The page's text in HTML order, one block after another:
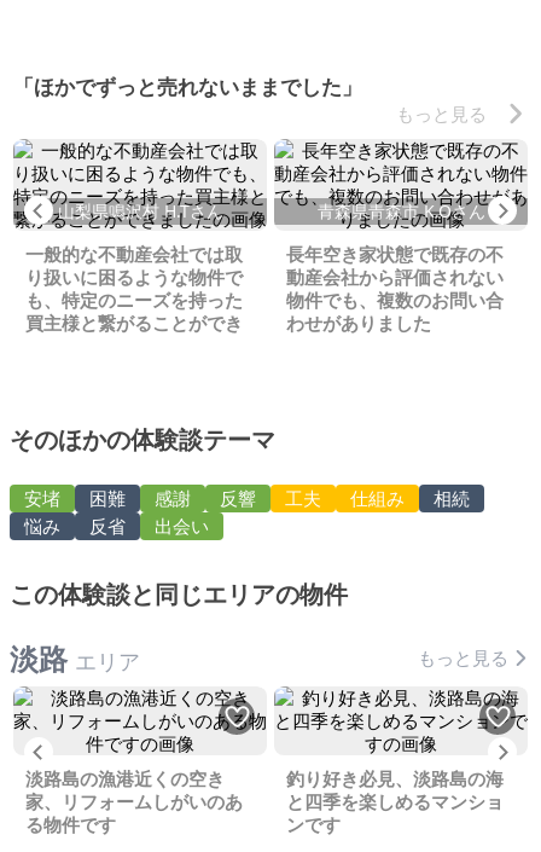
「ほかでずっと売れないままでした」
もっと見る
Previous
山梨県鳴沢村 H.Tさん
一般的な不動産会社では取
り扱いに困るような物件で
も、特定のニーズを持った
買主様と繋がることができ
青森県青森市 K.Oさん
長年空き家状態で既存の不
動産会社から評価されない
物件でも、複数のお問い合
わせがありました
そのほかの体験談テーマ
安堵 困難 感謝 反響 工夫 仕組み
相続
悩み
反省 出会い
この体験談と同じエリアの物件
淡路 エリア もっと見る
Previous
淡路島の漁港近くの空き
家、リフォームしがいのあ
る物件です
釣り好き必見、淡路島の海
と四季を楽しめるマンショ
ンです